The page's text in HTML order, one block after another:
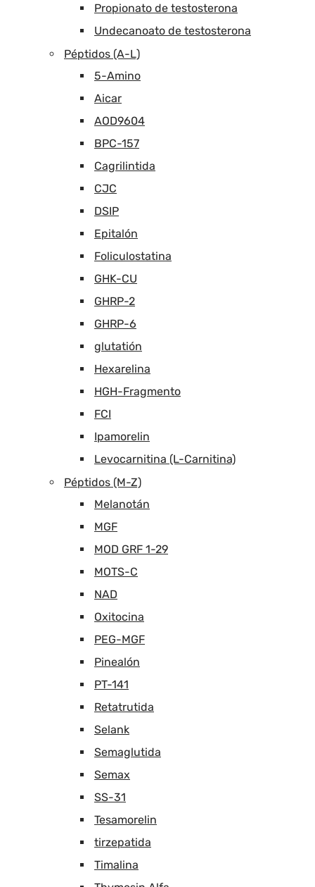
Propionato de testosterona
Undecanoato de testosterona
Péptidos (A-L)
5-Amino
Aicar
AOD9604
BPC-157
Cagrilintida
CJC
DSIP
Epitalón
Foliculostatina
GHK-CU
GHRP-2
GHRP-6
glutatión
Hexarelina
HGH-Fragmento
FCI
Ipamorelin
Levocarnitina (L-Carnitina)
Péptidos (M-Z)
Melanotán
MGF
MOD GRF 1-29
MOTS-C
NAD
Oxitocina
PEG-MGF
Pinealón
PT-141
Retatrutida
Selank
Semaglutida
Semax
SS-31
Tesamorelin
tirzepatida
Timalina